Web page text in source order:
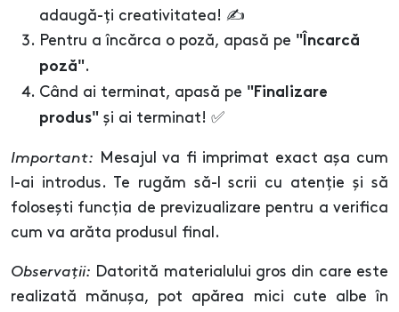
adaugă-ți creativitatea! ✍️
Pentru a încărca o poză, apasă pe "Încarcă
poză".
Când ai terminat, apasă pe "Finalizare
produs" și ai terminat! ✅
Important: Mesajul va fi imprimat exact așa cum
l-ai introdus. Te rugăm să-l scrii cu atenție și să
folosești funcția de previzualizare pentru a verifica
cum va arăta produsul final.
Observații: Datorită materialului gros din care este
realizată mănușa, pot apărea mici cute albe în